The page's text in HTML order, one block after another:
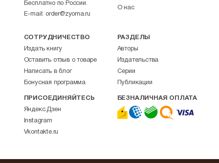
Бесплатно по России.
E-mail: order@zyorna.ru
О нас
СОТРУДНИЧЕСТВО
Издать книгу
Оставить отзыв о товаре
Написать в блог
Бонусная программа
РАЗДЕЛЫ
Авторы
Издательства
Серии
Публикации
ПРИСОЕДИНЯЙТЕСЬ
Яндекс.Дзен
Instagram
Vkontakte.ru
БЕЗНАЛИЧНАЯ ОПЛАТА